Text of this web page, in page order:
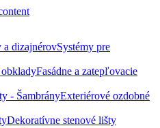
Systémy pre
Fasádne a zatepľovacie
Exteriérové ozdobné
Dekoratívne stenové lišty